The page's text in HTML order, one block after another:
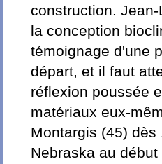
construction.
la conception
témoignage d'une
départ, et il faut
réflexion poussée
matériaux eux-
Montargis (45)
Nebraska au